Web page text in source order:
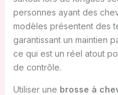
personnes ayant des
modèles présentent des
garantissant un maintien
ce qui est un réel atout
de contrôle.
Utiliser une brosse à